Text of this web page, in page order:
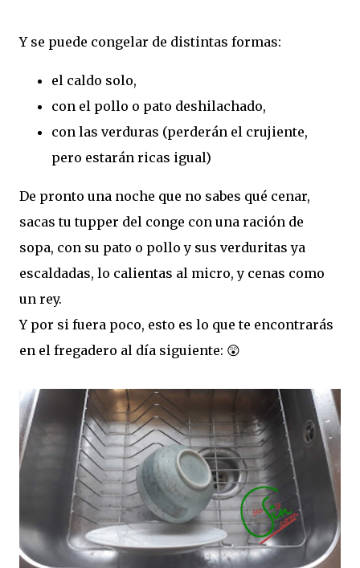
Y se puede congelar de distintas formas:
el caldo solo,
con el pollo o pato deshilachado,
con las verduras (perderán el crujiente,
pero estarán ricas igual)
De pronto una noche que no sabes qué cenar,
sacas tu tupper del conge con una ración de
sopa, con su pato o pollo y sus verduritas ya
escaldadas, lo calientas al micro, y cenas como
un rey.
Y por si fuera poco, esto es lo que te encontrarás
en el fregadero al día siguiente: 😲